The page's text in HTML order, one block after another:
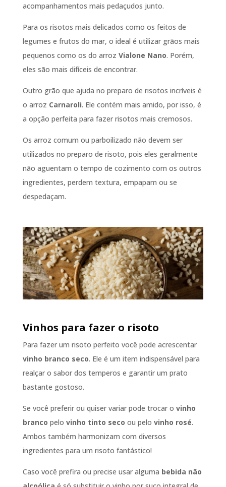
acompanhamentos mais pedaçudos junto.
Para os risotos mais delicados como os feitos de
legumes e frutos do mar, o ideal é utilizar grãos mais
pequenos como os do arroz Vialone Nano. Porém,
eles são mais difíceis de encontrar.
Outro grão que ajuda no preparo de risotos incríveis é
o arroz Carnaroli. Ele contém mais amido, por isso, é
a opção perfeita para fazer risotos mais cremosos.
Os arroz comum ou parboilizado não devem ser
utilizados no preparo de risoto, pois eles geralmente
não aguentam o tempo de cozimento com os outros
ingredientes, perdem textura, empapam ou se
despedaçam.
Vinhos para fazer o risoto
Para fazer um risoto perfeito você pode acrescentar
vinho branco seco. Ele é um item indispensável para
realçar o sabor dos temperos e garantir um prato
bastante gostoso.
Se você preferir ou quiser variar pode trocar o vinho
branco pelo vinho tinto seco ou pelo vinho rosé.
Ambos também harmonizam com diversos
ingredientes para um risoto fantástico!
Caso você prefira ou precise usar alguma bebida não